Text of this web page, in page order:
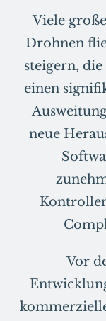
Viele
Drohnen
steigern,
einen
neue
Vor